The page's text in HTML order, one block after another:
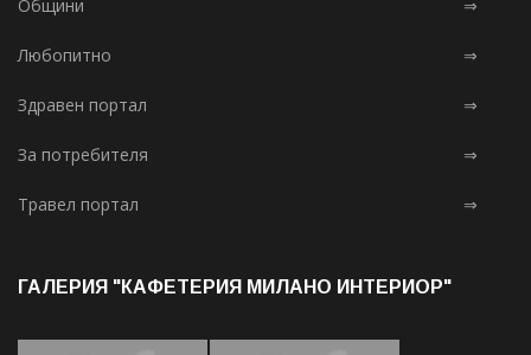
Общини ⇒
Любопитно ⇒
Здравен портал ⇒
За потребителя ⇒
Травел портал ⇒
ГАЛЕРИЯ "КАФЕТЕРИЯ МИЛАНО ИНТЕРИОР"